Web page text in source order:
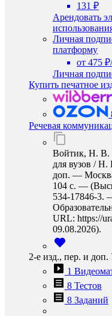
131 ₽
Арендовать
Личная
платформу
от 475
Личная
Купить печатное
Речевая
Войтик, Н. В.
для вузов /
доп. —
104 с. —
534-17846-3.
URL: https://
09.08.2026).
2-е изд., пер. и доп.
1
8 Тестов
8 Заданий